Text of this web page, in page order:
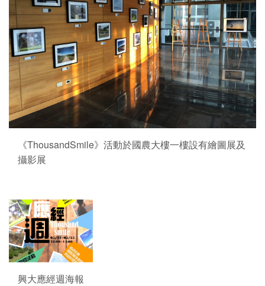
《ThousandSmile》活動於國農大樓一樓設有繪圖展及
攝影展
興大應經週海報